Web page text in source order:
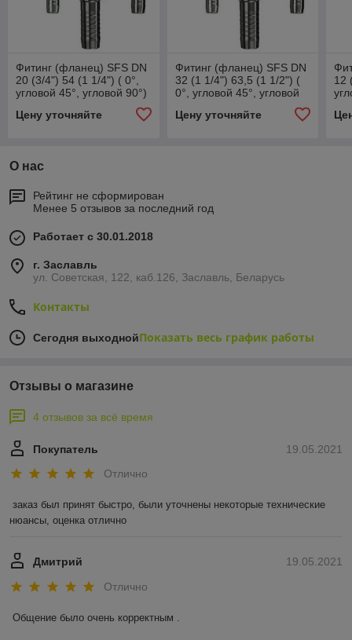
Фитинг (фланец) SFS DN
20 (3/4") 54 (1 1/4") ( 0°,
угловой 45°, угловой 90°)
Цену уточняйте
Фитинг (фланец) SFS DN
32 (1 1/4") 63,5 (1 1/2") (
0°, угловой 45°, угловой
Цену уточняйте
12
О нас
Рейтинг не сформирован
Менее 5 отзывов за последний год
Работает с 30.01.2018
г. Заславль
ул. Советская, 122, каб.126, Заславль, Беларусь
Контакты
Сегодня выходнойПоказать весь график работы
Отзывы о магазине
4 отзывов за всё время
19.05.2021
Покупатель
Отлично
заказ был принят быстро, были уточнены некоторые технические
нюансы, оценка отлично
19.05.2021
Дмитрий
Отлично
Общение было очень корректным .